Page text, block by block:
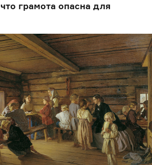
грамота опасна для